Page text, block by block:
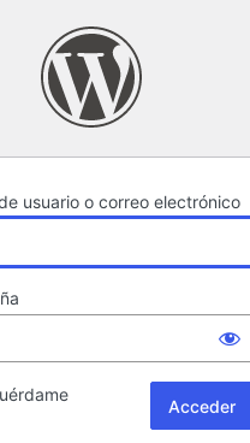
usuario o correo electrónico